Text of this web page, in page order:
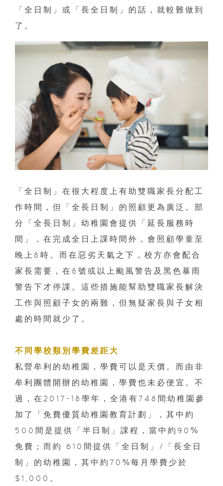
「全日制」或「長全日制」的話，就較難做到
了。
「全日制」在很大程度上有助雙職家長分配工
作時間，但「全長日制」的照顧更為廣泛。部
分「全長日制」幼稚園會提供「延長服務時
間」，在完成全日上課時間外，會照顧學童至
晚上8時。而在惡劣天氣之下，校方亦會配合
家長需要，在8號或以上颱風警告及黑色暴雨
警告下才停課。這些措施能幫助雙職家長解決
工作與照顧子女的兩難，但無疑家長與子女相
處的時間就少了。
不同學校類別學費差距大
私營牟利的幼稚園，學費可以是天價。而由非
牟利團體開辦的幼稚園，學費也未必便宜。不
過，在2017-18學年，全港有748間幼稚園參
加了「免費優質幼稚園教育計劃」，其中約
500間是提供「半日制」課程，當中約90%
免費；而約 610間提供「全日制」/「長全日
制」的幼稚園，其中約70%每月學費少於
$1,000。